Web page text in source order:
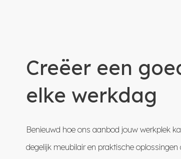
Creëer een
elke werkdag
Benieuwd hoe ons aanbod jouw werkplek
degelijk meubilair en praktische